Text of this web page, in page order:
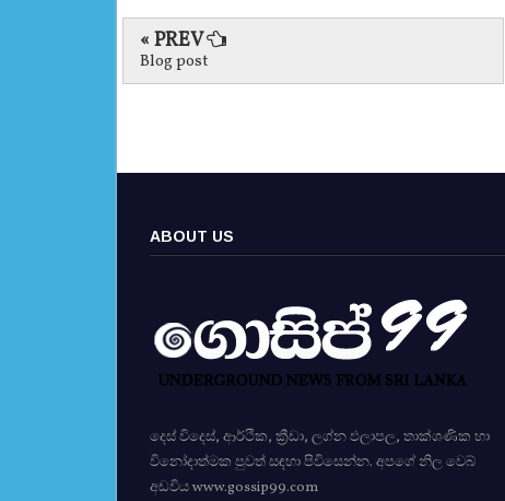
« PREV
Blog post
ABOUT US
දෙස් විදෙස්, ආර්ථික, ක්‍රීඩා, ලග්න ඵලාපල, තාක්ශණික හා
විනෝදාත්මක පුවත් සඳහා පිවිසෙන්න. අපගේ නිල වෙබ්
අඩවිය www.gossip99.com